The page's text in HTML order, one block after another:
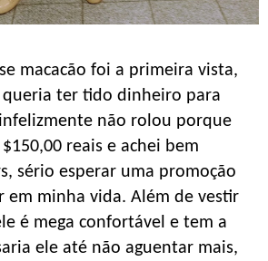
macacão foi a primeira vista,
ter tido dinheiro para
não rolou porque
reais e achei bem
sério esperar uma promoção
em minha vida. Além de vestir
é mega confortável e tem a
ele até não aguentar mais,